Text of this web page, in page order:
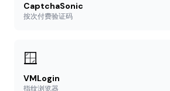
CaptchaSonic
按次付费验证码
🪟
VMLogin
指纹浏览器